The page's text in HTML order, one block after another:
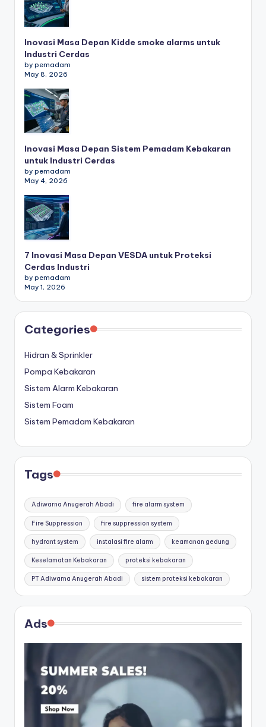
Inovasi Masa Depan Kidde smoke alarms untuk
Industri Cerdas
by pemadam
May 8, 2026
Inovasi Masa Depan Sistem Pemadam Kebakaran
untuk Industri Cerdas
by pemadam
May 4, 2026
7 Inovasi Masa Depan VESDA untuk Proteksi
Cerdas Industri
by pemadam
May 1, 2026
Categories
Hidran & Sprinkler
Pompa Kebakaran
Sistem Alarm Kebakaran
Sistem Foam
Sistem Pemadam Kebakaran
Tags
Adiwarna Anugerah Abadi fire alarm system
Fire Suppression fire suppression system
hydrant system instalasi fire alarm keamanan gedung
Keselamatan Kebakaran proteksi kebakaran
PT Adiwarna Anugerah Abadi sistem proteksi kebakaran
Ads